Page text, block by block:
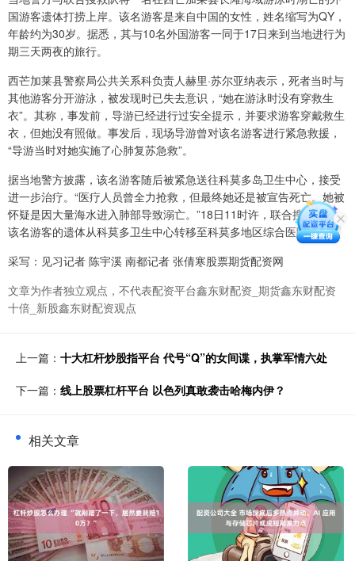
国游客遗体打捞上岸。该名游客是来自中国的女性，姓名缩写为QY，
年龄约为30岁。据悉，其与10名外国游客一同于17日来到当地进行为
期三天两夜的旅行。
西芒加莱县警察局公共关系科负责人赫里·苏尔亚纳表示，死者当时与
其他游客分开游泳，被发现时已失去意识，“她在游泳时没有穿救生
衣”。其称，事发前，导游已经进行过安全提示，并要求游客穿戴救生
衣，但她没有照做。事发后，现场导游曾对该名游客进行紧急救援，
“导游当时对她实施了心肺复苏急救”。
据当地警方披露，该名游客随后被紧急送往科莫多岛卫生中心，接受
进一步治疗。“医疗人员曾全力抢救，但最终她还是被宣告死亡。她被
怀疑是因大量海水进入肺部导致溺亡。”18日11时许，联合搜救队将
该名游客的遗体从科莫多卫生中心转移至科莫多地区综合医院。
采写：见习记者 陈宇溪 南都记者 张倩寒股票期货配资网
文章为作者独立观点，不代表配资平台鑫东财配资_期货鑫东财配资
十倍_新股鑫东财配资观点
上一篇： 十大杠杆炒股指平台 代号“Q”的女间谍，执掌军情六处
下一篇： 线上股票杠杆平台 以色列真敢袭击哈梅内伊？
相关文章